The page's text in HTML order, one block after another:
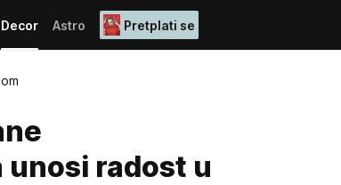
Decor Astro Pretplati se
radost u